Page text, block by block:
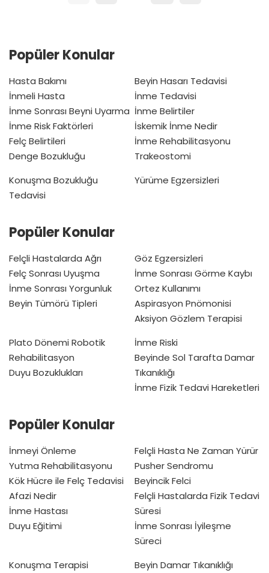
Popüler Konular
Hasta Bakımı
İnmeli Hasta
İnme Sonrası Beyni Uyarma
İnme Risk Faktörleri
Felç Belirtileri
Denge Bozukluğu
Beyin Hasarı Tedavisi
İnme Tedavisi
İnme Belirtiler
İskemik İnme Nedir
İnme Rehabilitasyonu
Trakeostomi
Konuşma Bozukluğu
Tedavisi
Yürüme Egzersizleri
Popüler Konular
Felçli Hastalarda Ağrı
Felç Sonrası Uyuşma
İnme Sonrası Yorgunluk
Beyin Tümörü Tipleri
Göz Egzersizleri
İnme Sonrası Görme Kaybı
Ortez Kullanımı
Aspirasyon Pnömonisi
Aksiyon Gözlem Terapisi
Plato Dönemi Robotik
Rehabilitasyon
Duyu Bozuklukları
İnme Riski
Beyinde Sol Tarafta Damar
Tıkanıklığı
İnme Fizik Tedavi Hareketleri
Popüler Konular
İnmeyi Önleme
Yutma Rehabilitasyonu
Kök Hücre ile Felç Tedavisi
Afazi Nedir
İnme Hastası
Duyu Eğitimi
Felçli Hasta Ne Zaman Yürür
Pusher Sendromu
Beyincik Felci
Felçli Hastalarda Fizik Tedavi
Süresi
İnme Sonrası İyileşme
Süreci
Konuşma Terapisi
Beyin Damar Tıkanıklığı